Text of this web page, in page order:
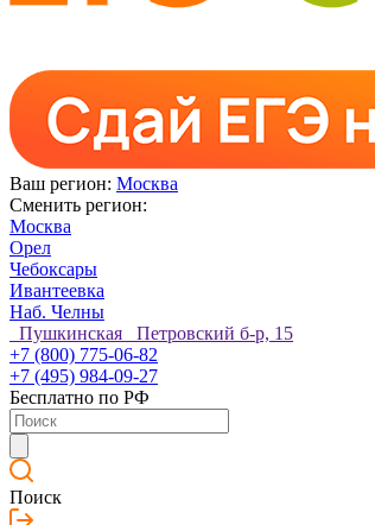
Ваш регион: Москва
Сменить регион:
Москва
Орел
Чебоксары
Ивантеевка
Наб. Челны
Пушкинская Петровский б-р, 15
+7 (800) 775-06-82
+7 (495) 984-09-27
Бесплатно по РФ
Поиск